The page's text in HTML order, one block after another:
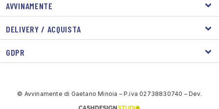
AVVINAMENTE
DELIVERY / ACQUISTA
GDPR
© Avvinamente di Gaetano Minoia – P.iva 02738830740 – Dev.